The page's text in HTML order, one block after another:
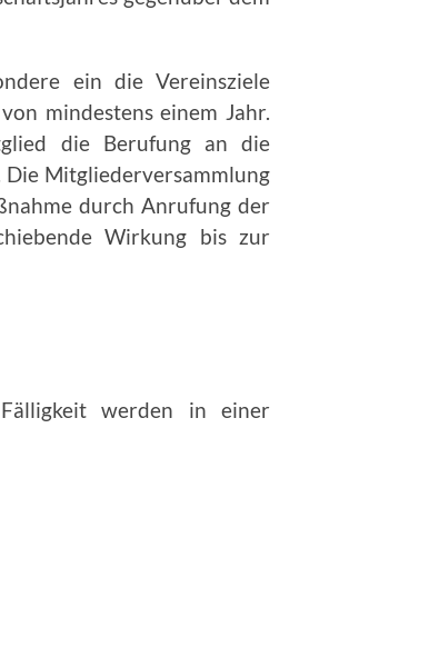
ein die Vereinsziele
mindestens einem Jahr.
die Berufung an die
Mitgliederversamm­lung
durch Anrufung der
Wirkung bis zur
werden in einer